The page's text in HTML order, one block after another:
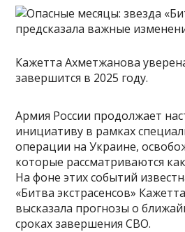
Кажетта Ахметжанова
завершится в 2025 году.
Армия России продолжает
инициативу в рамках
операции на Украине,
которые рассматриваются
На фоне этих событий
«Битва экстрасенсов»
высказала прогнозы о
сроках завершения СВО.